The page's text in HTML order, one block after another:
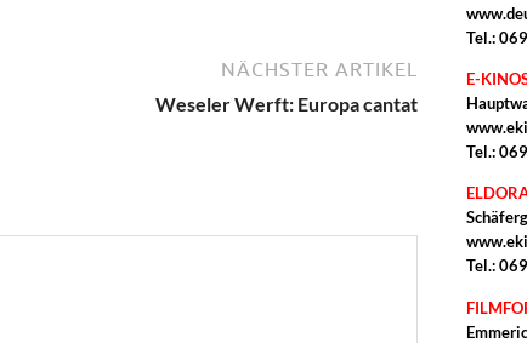
NÄCHSTER ARTIKEL
Weseler Werft: Europa cantat
Tel.:
E-
Tel.:
Tel.: